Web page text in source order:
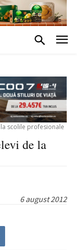
scolile profesionale
de la
6 august 2012